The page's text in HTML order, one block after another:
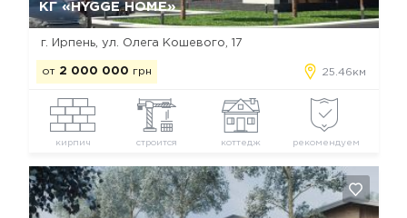
КГ «HYGGE HOME»
г. Ирпень, ул. Олега Кошевого, 17
от 2 000 000 грн 25.46км
кирпич строится коттедж рекомендуем